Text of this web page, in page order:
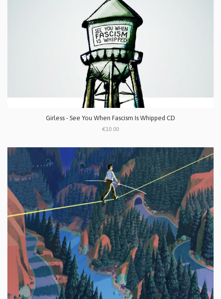
Girless - See You When Fascism Is Whipped CD
€10.00